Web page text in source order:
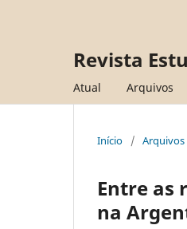
Revista
Atual Arquivos
Início / Arquivos
Entre as
na